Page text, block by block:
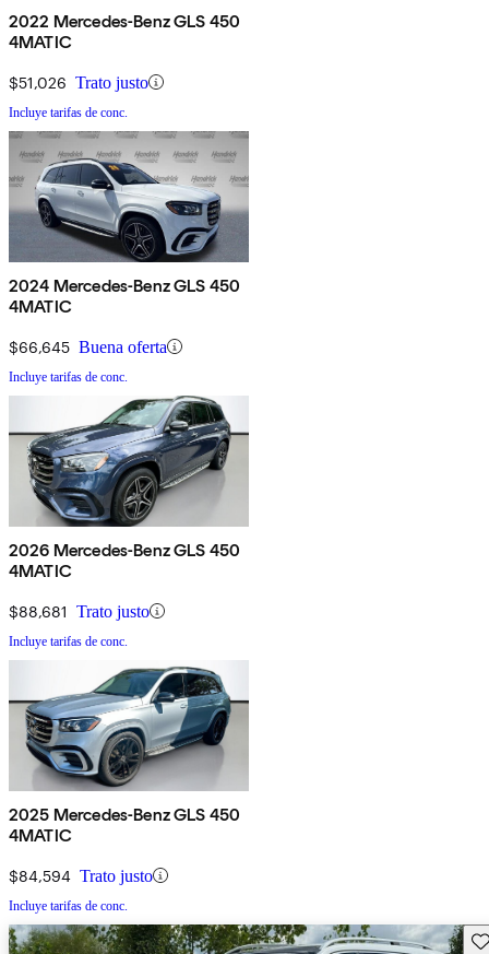
2022 Mercedes-Benz GLS 450
4MATIC
$51,026 Trato justo
Incluye tarifas de conc.
2024 Mercedes-Benz GLS 450
4MATIC
$66,645 Buena oferta
Incluye tarifas de conc.
2026 Mercedes-Benz GLS 450
4MATIC
$88,681 Trato justo
Incluye tarifas de conc.
2025 Mercedes-Benz GLS 450
4MATIC
$84,594 Trato justo
Incluye tarifas de conc.